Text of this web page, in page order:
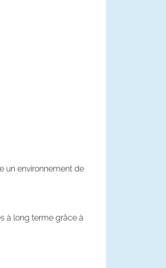
un environnement de
à long terme grâce à